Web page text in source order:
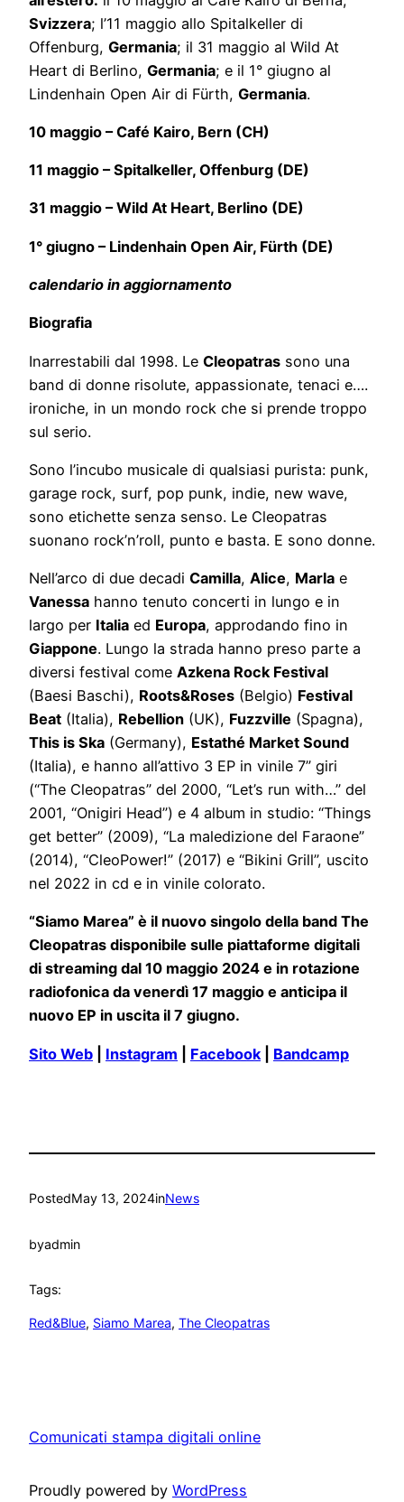
Svizzera; l’11 maggio allo Spitalkeller di
Offenburg, Germania; il 31 maggio al Wild At
Heart di Berlino, Germania; e il 1° giugno al
Lindenhain Open Air di Fürth, Germania.
10 maggio – Café Kairo, Bern (CH)
11 maggio – Spitalkeller, Offenburg (DE)
31 maggio – Wild At Heart, Berlino (DE)
1° giugno – Lindenhain Open Air, Fürth (DE)
calendario in aggiornamento
Biografia
Inarrestabili dal 1998. Le Cleopatras sono una
band di donne risolute, appassionate, tenaci e….
ironiche, in un mondo rock che si prende troppo
sul serio.
Sono l’incubo musicale di qualsiasi purista: punk,
garage rock, surf, pop punk, indie, new wave,
sono etichette senza senso. Le Cleopatras
suonano rock’n’roll, punto e basta. E sono donne.
Nell’arco di due decadi Camilla, Alice, Marla e
Vanessa hanno tenuto concerti in lungo e in
largo per Italia ed Europa, approdando fino in
Giappone. Lungo la strada hanno preso parte a
diversi festival come Azkena Rock Festival
(Baesi Baschi), Roots&Roses (Belgio) Festival
Beat (Italia), Rebellion (UK), Fuzzville (Spagna),
This is Ska (Germany), Estathé Market Sound
(Italia), e hanno all’attivo 3 EP in vinile 7” giri
(“The Cleopatras” del 2000, “Let’s run with…” del
2001, “Onigiri Head”) e 4 album in studio: “Things
get better” (2009), “La maledizione del Faraone”
(2014), “CleoPower!” (2017) e “Bikini Grill”, uscito
nel 2022 in cd e in vinile colorato.
“Siamo Marea” è il nuovo singolo della band The
Cleopatras disponibile sulle piattaforme digitali
di streaming dal 10 maggio 2024 e in rotazione
radiofonica da venerdì 17 maggio e anticipa il
nuovo EP in uscita il 7 giugno.
Sito Web Instagram Facebook Bandcamp
PostedMay 13, 2024inNews
byadmin
Tags:
Red&Blue, Siamo Marea, The Cleopatras
Comunicati stampa digitali online
Proudly powered by WordPress